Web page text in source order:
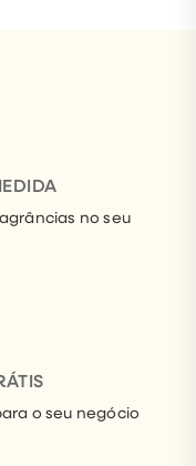
no seu
o seu negócio